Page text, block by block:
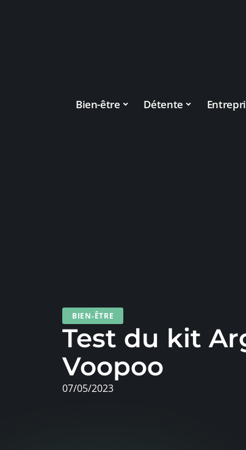
Bien-être Détente
BIEN-ÊTRE
Test du kit
Voopoo
07/05/2023